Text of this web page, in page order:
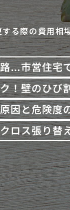
る際の費用相
…市営住宅
！壁のひび
因と危険度
ロス張り替